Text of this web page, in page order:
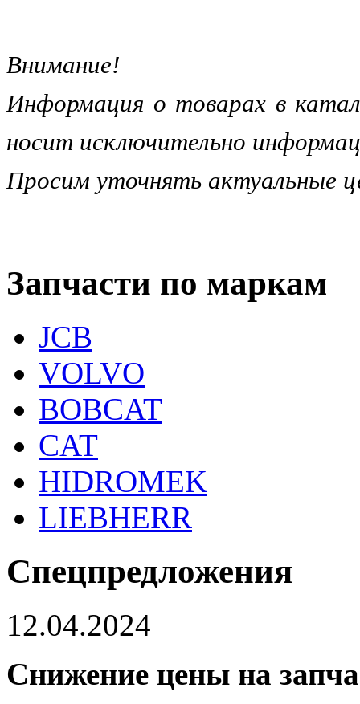
Внимание!
Информация о товарах в
носит исключительно
Просим уточнять актуальные
Запчасти по маркам
JCB
VOLVO
BOBCAT
CAT
HIDROMEK
LIEBHERR
Спецпредложения
12.04.2024
Снижение цены на